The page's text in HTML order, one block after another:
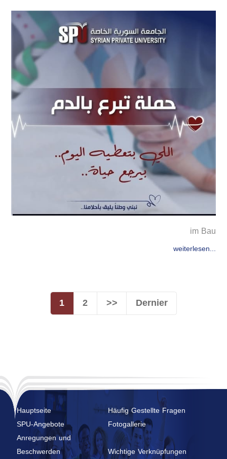
im Bau
weiterlesen...
1 2 >> Dernier
Hauptseite
Häufig Gestellte Fragen
SPU-Angebote
Fotogallerie
Anregungen und
Beschwerden
Wichtige Verknüpfungen